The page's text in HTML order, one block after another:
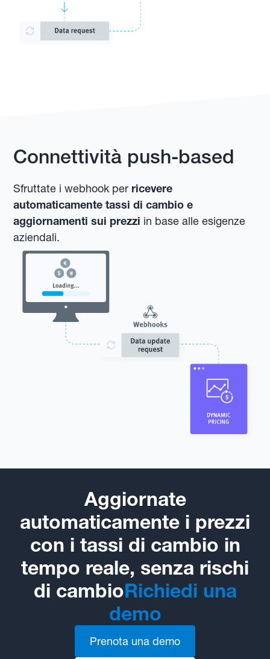
Connettività push-based
Sfruttate i webhook per ricevere
automaticamente tassi di cambio e
aggiornamenti sui prezzi in base alle esigenze
aziendali.
Aggiornate
automaticamente i prezzi
con i tassi di cambio in
tempo reale, senza rischi
di cambioRichiedi una
demo
Prenota una demo